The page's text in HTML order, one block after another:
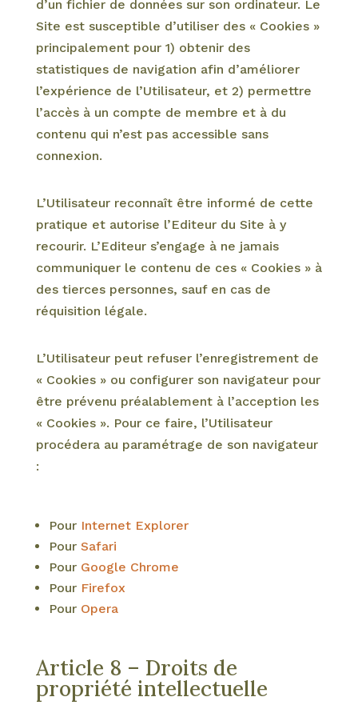
d’un fichier de données sur son ordinateur. Le
Site est susceptible d’utiliser des « Cookies »
principalement pour 1) obtenir des
statistiques de navigation afin d’améliorer
l’expérience de l’Utilisateur, et 2) permettre
l’accès à un compte de membre et à du
contenu qui n’est pas accessible sans
connexion.
L’Utilisateur reconnaît être informé de cette
pratique et autorise l’Editeur du Site à y
recourir. L’Editeur s’engage à ne jamais
communiquer le contenu de ces « Cookies » à
des tierces personnes, sauf en cas de
réquisition légale.
L’Utilisateur peut refuser l’enregistrement de
« Cookies » ou configurer son navigateur pour
être prévenu préalablement à l’acception les
« Cookies ». Pour ce faire, l’Utilisateur
procédera au paramétrage de son navigateur
:
Pour Internet Explorer
Pour Safari
Pour Google Chrome
Pour Firefox
Pour Opera
Article 8 – Droits de
propriété intellectuelle